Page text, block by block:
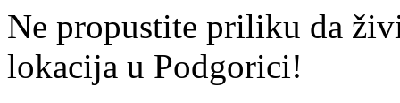
Ne propustite priliku da
lokacija u Podgorici!